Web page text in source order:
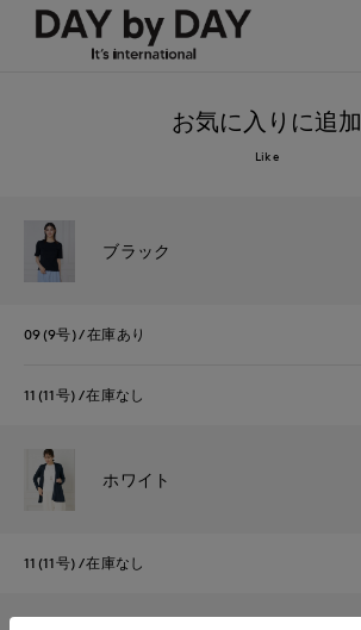
お気に入りに追加
Like
ブラック
09(9号) 在庫あり
11(11号) 在庫なし
ホワイト
11(11号) 在庫なし